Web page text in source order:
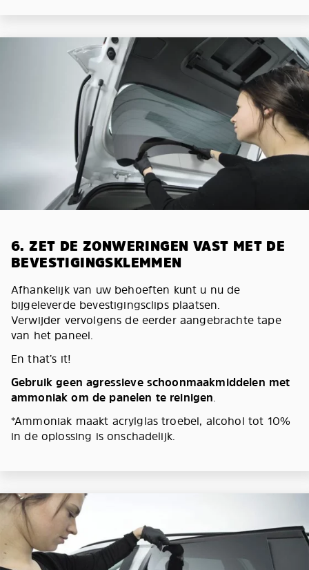
6. ZET DE ZONWERINGEN VAST MET DE
BEVESTIGINGSKLEMMEN
Afhankelijk van uw behoeften kunt u nu de
bijgeleverde bevestigingsclips plaatsen.
Verwijder vervolgens de eerder aangebrachte tape
van het paneel.
En that’s it!
Gebruik geen agressieve schoonmaakmiddelen met
ammoniak om de panelen te reinigen.
*Ammoniak maakt acrylglas troebel, alcohol tot 10%
in de oplossing is onschadelijk.